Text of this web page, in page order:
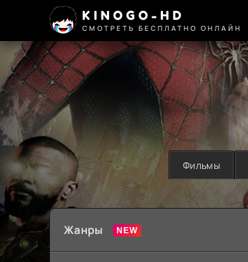
KINOGO-HD
СМОТРЕТЬ БЕСПЛАТНО ОНЛАЙН
Фильмы
Жанры